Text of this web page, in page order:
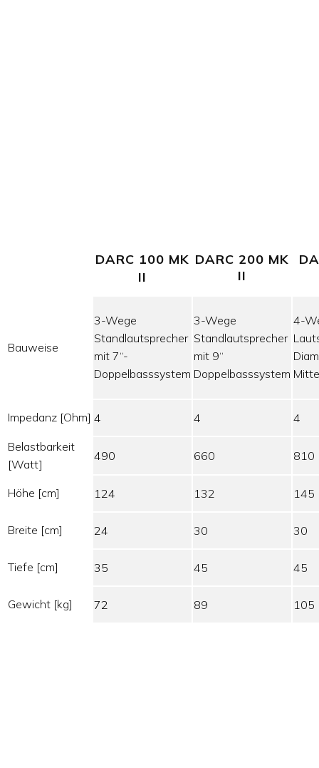
DARC 100 MK
II
DARC 200 MK
II
Bauweise
3-Wege
Standlautsprecher
mit 7“-
Doppelbasssystem
3-Wege
Standlautsprecher
mit 9“
Doppelbasssystem
4-
Impedanz [Ohm] 4 4
4
Belastbarkeit
[Watt]
490 660 810
Höhe [cm] 124 132 145
Breite [cm] 24 30 30
Tiefe [cm] 35 45 45
Gewicht [kg] 72 89 105